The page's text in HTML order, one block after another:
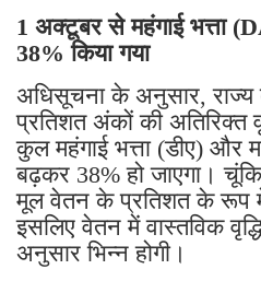
1 अक्टूबर से महंगाई भत्ता
38% किया गया
अधिसूचना के अनुसार, राज्य
प्रतिशत अंकों की अतिरिक्त
कुल महंगाई भत्ता (डीए) और
बढ़कर 38% हो जाएगा। चूंकि
मूल वेतन के प्रतिशत के रूप में
इसलिए वेतन में वास्तविक
अनुसार भिन्न होगी।